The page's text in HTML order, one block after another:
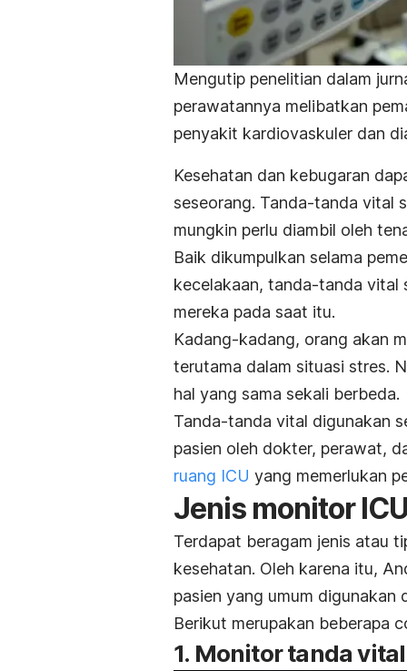
Mengutip penelitian dalam
perawatannya melibatkan
penyakit kardiovaskuler dan
Kesehatan dan kebugaran
seseorang. Tanda-tanda vital
mungkin perlu diambil oleh
Baik dikumpulkan selama
kecelakaan, tanda-tanda vital
mereka pada saat itu.
Kadang-kadang, orang akan
terutama dalam situasi stres.
hal yang sama sekali berbeda.
Tanda-tanda vital digunakan
pasien oleh dokter, perawat,
ruang ICU yang memerlukan
Jenis monitor
Terdapat beragam jenis atau
kesehatan. Oleh karena itu,
pasien yang umum digunakan
Berikut merupakan beberapa
1. Monitortanda vital